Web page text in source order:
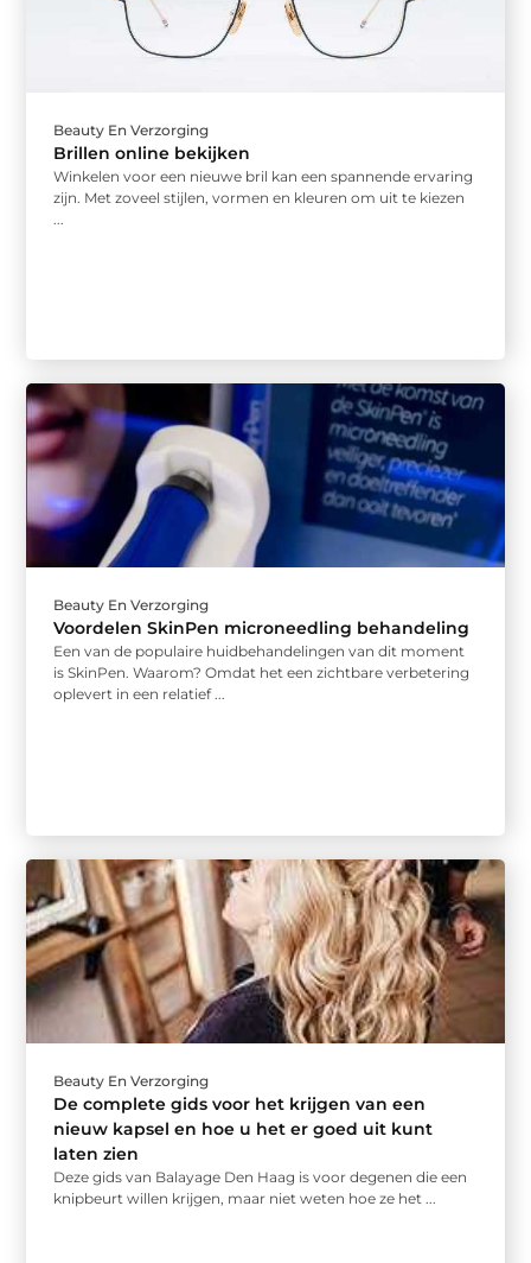
Beauty En Verzorging
Brillen online bekijken
Winkelen voor een nieuwe bril kan een spannende ervaring
zijn. Met zoveel stijlen, vormen en kleuren om uit te kiezen
Beauty En Verzorging
Voordelen SkinPen microneedling behandeling
Een van de populaire huidbehandelingen van dit moment
is SkinPen. Waarom? Omdat het een zichtbare verbetering
oplevert in een relatief ...
Beauty En Verzorging
De complete gids voor het krijgen van een
nieuw kapsel en hoe u het er goed uit kunt
laten zien
Deze gids van Balayage Den Haag is voor degenen die een
knipbeurt willen krijgen, maar niet weten hoe ze het ...